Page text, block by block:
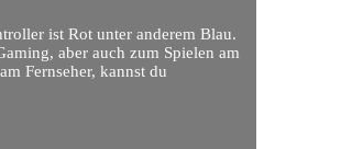
ist Rot unter anderem Blau.
aber auch zum Spielen am
Fernseher, kannst du